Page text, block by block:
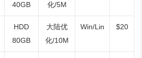
40GB
化/5M
HDD
80GB
大陆优
化/10M
Win/Lin $20